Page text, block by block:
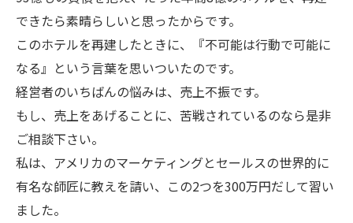
できたら素晴らしいと思ったからです。
このホテルを再建したときに、『不可能は行動で可能に
なる』という言葉を思いついたのです。
経営者のいちばんの悩みは、売上不振です。
もし、売上をあげることに、苦戦されているのなら是非
ご相談下さい。
私は、アメリカのマーケティングとセールスの世界的に
有名な師匠に教えを請い、この2つを300万円だして習い
ました。